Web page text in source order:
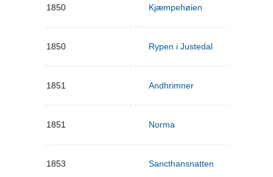
1850 Kjæmpehøien
1850 Rypen i Justedal
1851 Andhrimner
1851 Norma
1853 Sancthansnatten